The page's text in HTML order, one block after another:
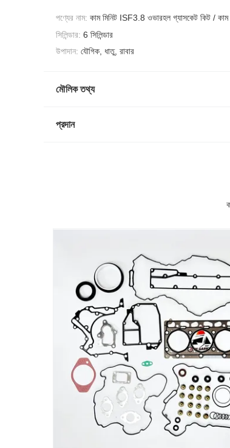
পণ্যের নাম: কাম মিনিট ISF3.8 ওভারহল গ্যাসকেট কিট /
সিলিন্ডার: 6 সিলিন্ডার
উপাদান: যৌগিক, ধাতু, রাবার
মৌলিক তথ্য
প্রদান